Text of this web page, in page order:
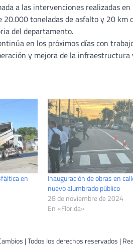
a las intervenciones realizadas
20.000 toneladas de asfalto y 20
del departamento.
en los próximos días con
y mejora de la infraestructura
en
Inauguración de obras en
nuevo alumbrado público
28 de noviembre de 2024
En «Florida»